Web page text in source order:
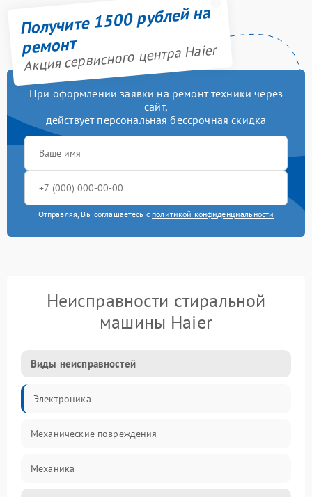
Получите 1500 рублей на
ремонт
Акция сервисного центра Haier
При оформлении заявки на ремонт техники через
сайт,
действует персональная бессрочная скидка
Отправляя, Вы соглашаетесь с политикой конфиденциальности
Неисправности стиральной
машины Haier
Виды неисправностей
Электроника
Механические повреждения
Механика